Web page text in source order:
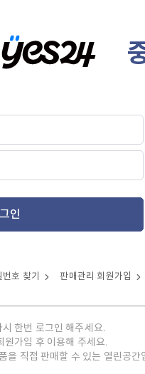
인
호 찾기 판매관리 회원가입
한번 로그인 해주세요.
원가입 후 이용해 주세요.
을 직접 판매할 수 있는 열린공간